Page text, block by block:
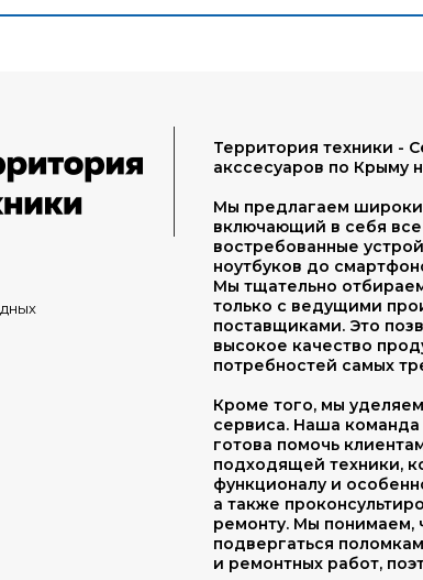
Территория техники -
акссесуаров по Крыму
Мы предлагаем
включающий в себя
востребованные
ноутбуков до
Мы тщательно
только с ведущими
поставщиками. Это
высокое качество
потребностей самых
Кроме того, мы
сервиса. Наша
готова помочь
подходящей техники,
функционалу и
а также
ремонту. Мы понимаем,
подвергаться
и ремонтных работ,